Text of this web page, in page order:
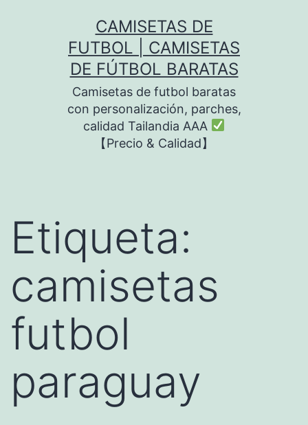
CAMISETAS DE
FUTBOL | CAMISETAS
DE FÚTBOL BARATAS
Camisetas de futbol baratas
con personalización, parches,
calidad Tailandia AAA
【Precio & Calidad】
Etiqueta:
camisetas
futbol
paraguay